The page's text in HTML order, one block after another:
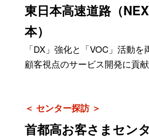
東日本高速道路（
本）
「DX」強化と「VOC」活動を
顧客視点のサービス開発に貢
＜ センター探訪 ＞
首都高お客さまセン